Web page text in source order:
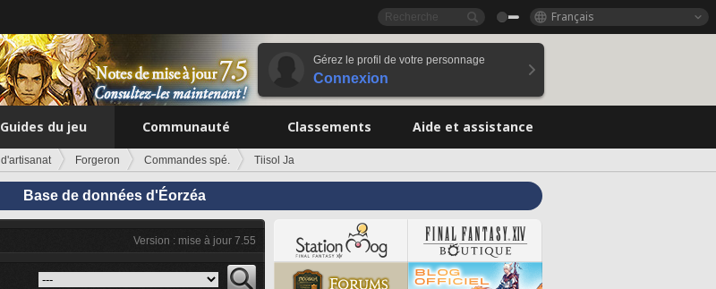
Français
Gérez le profil de votre personnage
Connexion
Guides du jeu Communauté Classements Aide et assistance
Forgeron Commandes spé. Tiisol Ja
Base de données d'Éorzéa
Version : mise à jour 7.55